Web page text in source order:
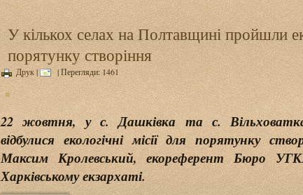
У кількох селах на Полтавщині пройшли
порятунку створіння
Друк| | Перегляди: 1461
22 жовтня, у с. Дашківка та с.
відбулися екологічні місії для порятунку
Максим Кролевський, екореферент Бюро
Харківському екзархаті.